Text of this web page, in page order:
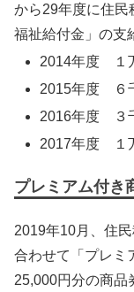
から29年度に住民
福祉給付金」の支
2014年度 １
2015年度 ６
2016年度 ３
2017年度 １
プレミアム付き
2019年10月、住
合わせて「プレミ
25,000円分の商品